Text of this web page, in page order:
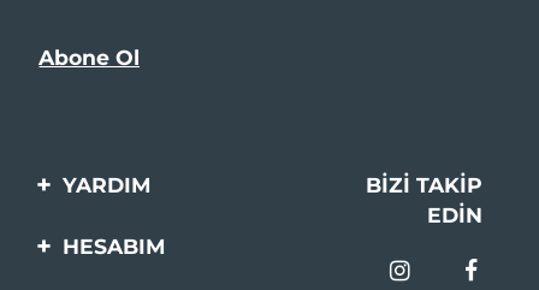
YARDIM
Bi̇zi̇mle İleti̇şi̇me Geçi̇n
BIZI TAKIP
EDIN
HESABIM